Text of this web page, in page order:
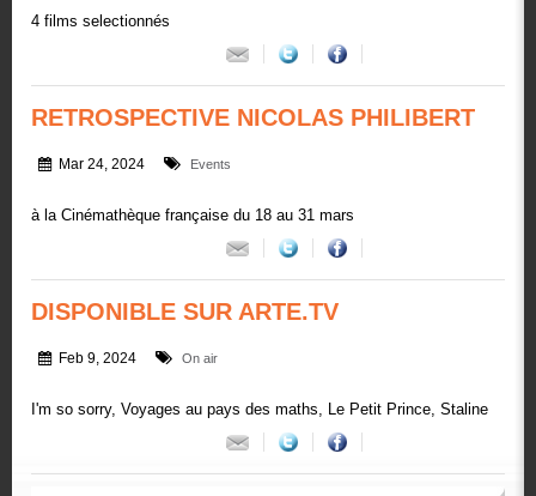
4 films selectionnés
RETROSPECTIVE NICOLAS PHILIBERT
Mar 24, 2024 Events
à la Cinémathèque française du 18 au 31 mars
DISPONIBLE SUR ARTE.TV
Feb 9, 2024 On air
I'm so sorry, Voyages au pays des maths, Le Petit Prince, Staline